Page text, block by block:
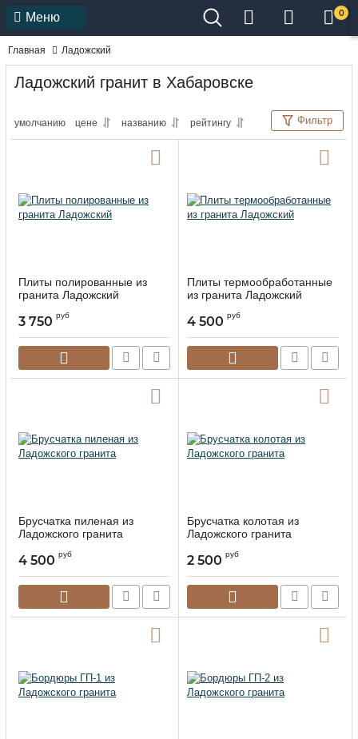
Меню 0
Главная Ладожский
Ладожский гранит в Хабаровске
умолчанию цене названию рейтингу Фильтр
Плиты полированные из
гранита Ладожский
3 750 руб
Плиты термообработанные
из гранита Ладожский
4 500 руб
Брусчатка пиленая из
Ладожского гранита
4 500 руб
Брусчатка колотая из
Ладожского гранита
2 500 руб